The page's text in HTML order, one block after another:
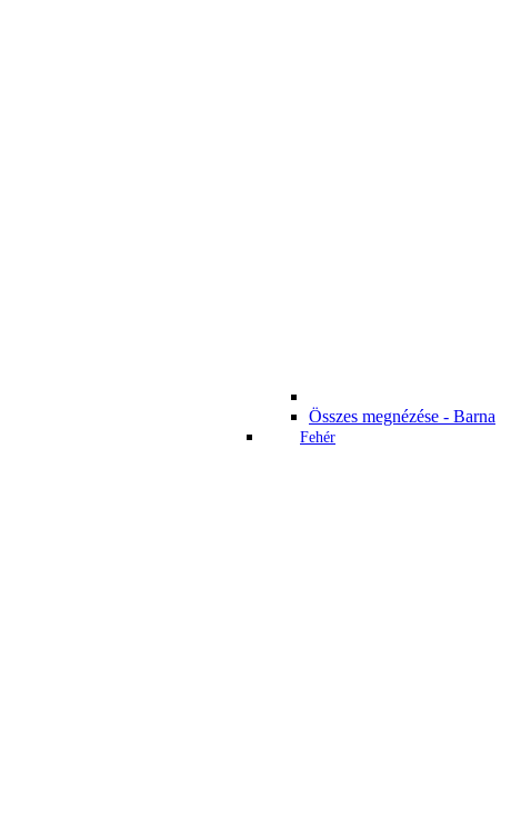
Összes megnézése - Barna
Fehér